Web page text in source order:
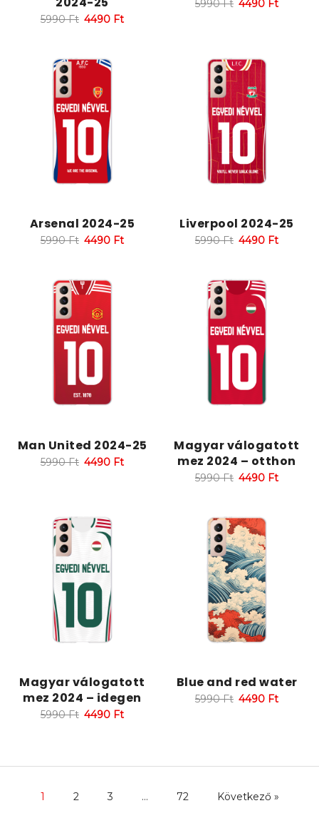
5990Ft 4490 Ft
5990Ft 4490 Ft
Arsenal 2024-25
5990Ft 4490 Ft
Liverpool 2024-25
5990Ft 4490 Ft
Man United 2024-25
5990Ft 4490 Ft
Magyar válogatott
mez 2024 – otthon
5990Ft 4490 Ft
Magyar válogatott
mez 2024 – idegen
5990Ft 4490 Ft
Blue and red water
5990Ft 4490 Ft
1 2 3 … 72 Következő »